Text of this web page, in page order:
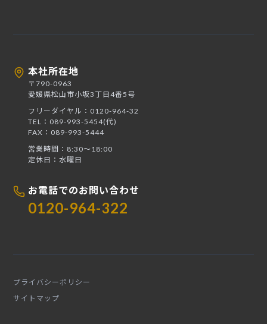
本社所在地
〒790-0963
愛媛県松山市小坂3丁目4番5号
フリーダイヤル：0120-964-32
TEL：089-993-5454(代)
FAX：089-993-5444
営業時間：8:30〜18:00
定休日：水曜日
お電話でのお問い合わせ
0120-964-322
プライバシーポリシー
サイトマップ